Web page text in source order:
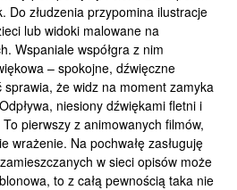
Do złudzenia przypomina ilustracje
lub widoki malowane na
Wspaniale współgra z nim
– spokojne, dźwięczne
sprawia, że widz na moment zamyka
niesiony dźwiękami fletni i
pierwszy z animowanych filmów,
wrażenie. Na pochwałę zasługuję
w sieci opisów może
to z całą pewnością taka nie